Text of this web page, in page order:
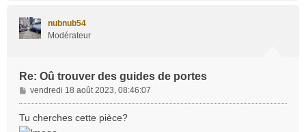
nubnub54
Modérateur
Re: Oû trouver des guides de portes
M
e
s
s
vendredi 18 août 2023, 08:46:07
Tu cherches cette pièce?